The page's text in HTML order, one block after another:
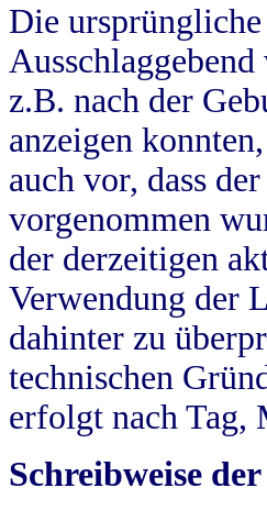
Die
z.B. nach der
anzeigen
auch vor, dass
vorgenommen
der derzeitigen
Verwendung der
dahinter zu
technischen
erfolgt nach Tag,
Schreibweise